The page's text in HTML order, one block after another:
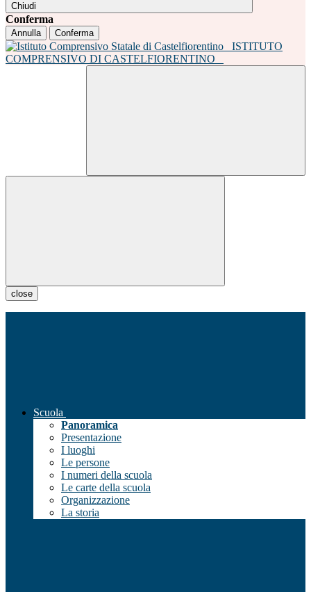
Chiudi
Conferma
Annulla Conferma
ISTITUTO
COMPRENSIVO DI CASTELFIORENTINO
close
Scuola
Panoramica
Presentazione
I luoghi
Le persone
I numeri della scuola
Le carte della scuola
Organizzazione
La storia